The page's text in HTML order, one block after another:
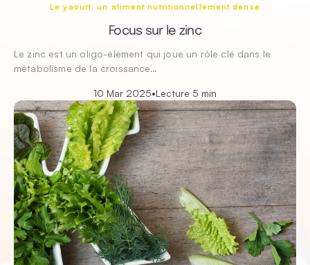
Le yaourt, un aliment nutritionnellement dense
Focus sur le zinc
Le zinc est un oligo-élément qui joue un rôle clé dans le
métabolisme de la croissance…
10 Mar 2025•Lecture 5 min